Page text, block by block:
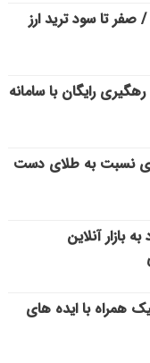
تا سود ترید ارز
رایگان با سامانه
نسبت به طلای دست
بازار آنلاین
همراه با ایده های